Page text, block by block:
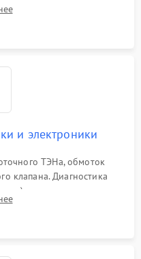
и сливной помпе.
и электроники
ТЭНа, обмоток
клапана. Диагностика
датчика мутности,
модуля управления.